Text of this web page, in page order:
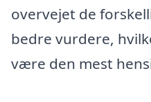
overvejet de
bedre vurdere,
være den mest